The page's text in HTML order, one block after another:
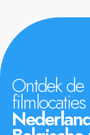
Ontdek de